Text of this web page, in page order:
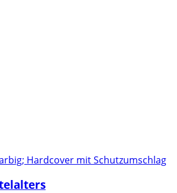
Hardcover mit Schutzumschlag